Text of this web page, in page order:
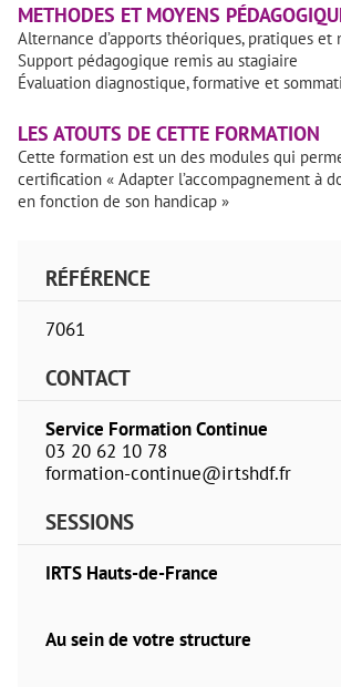
METHODES ET MOYENS
Alternance d’apports théoriques, pratiques
Support pédagogique remis au stagiaire
Évaluation diagnostique, formative et
LES ATOUTS DE CETTE FORMATION
Cette formation est un des modules qui
certification « Adapter l’accompagnement à
en fonction de son handicap »
RÉFÉRENCE
7061
CONTACT
Service Formation Continue
03 20 62 10 78
formation-continue@irtshdf.fr
SESSIONS
IRTS Hauts-de-France
Au sein de votre structure